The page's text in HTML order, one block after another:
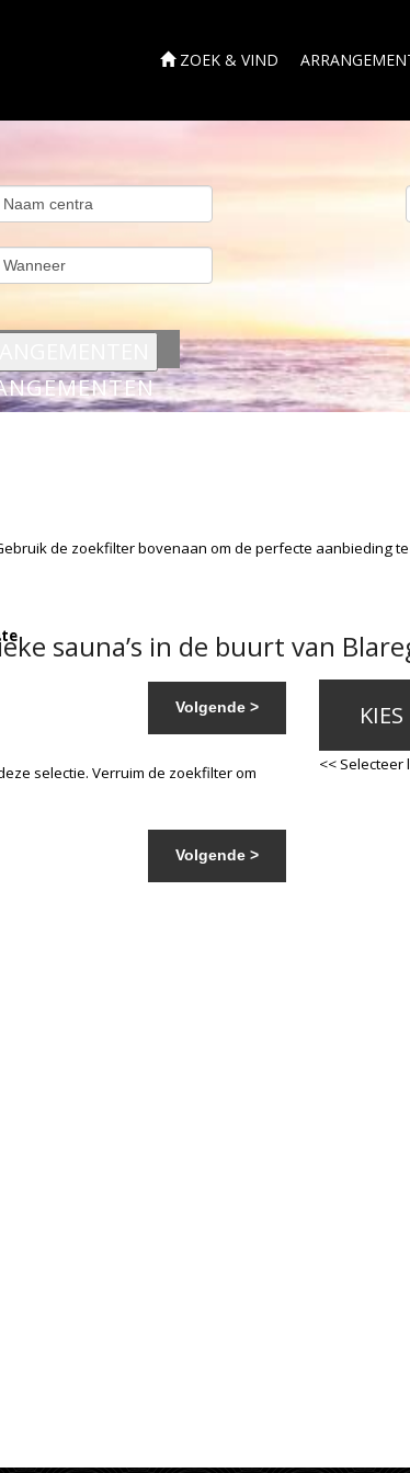
ZOEK & VIND
de zoekfilter bovenaan om de perfecte aanbieding
sauna’s in de buurt van
Volgende >
selectie. Verruim de zoekfilter om
Volgende >
<< Selecteer